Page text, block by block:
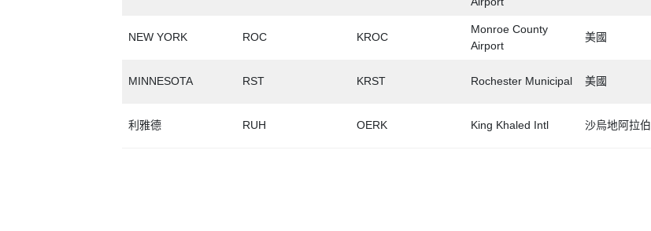
NEW YORK ROC KROC
Monroe County
Airport
美國
MINNESOTA RST KRST Rochester Municipal 美國
利雅德 RUH OERK King Khaled Intl 沙烏地阿拉伯